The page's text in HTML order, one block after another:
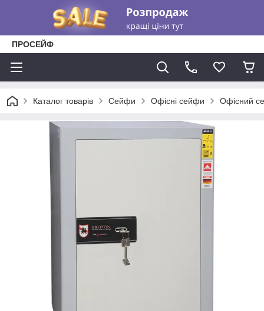
ПРОСЕЙФ
Каталог товарів Сейфи Офісні сейфи Офісний